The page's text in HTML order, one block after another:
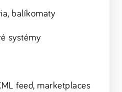
balíkomaty
systémy
feed, marketplaces